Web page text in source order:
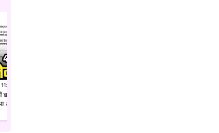
PM IST
बदल दिया गया कलेक्टर शहडोल